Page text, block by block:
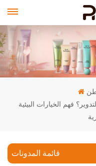
فهم الخيارات البيئية
قائمة المدونات